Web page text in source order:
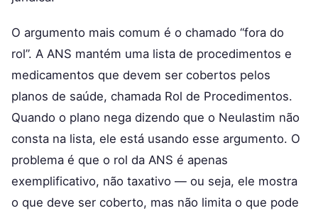
O argumento mais comum é o chamado “fora do
rol”. A ANS mantém uma lista de procedimentos e
medicamentos que devem ser cobertos pelos
planos de saúde, chamada Rol de Procedimentos.
Quando o plano nega dizendo que o Neulastim não
consta na lista, ele está usando esse argumento. O
problema é que o rol da ANS é apenas
exemplificativo, não taxativo — ou seja, ele mostra
o que deve ser coberto, mas não limita o que pode